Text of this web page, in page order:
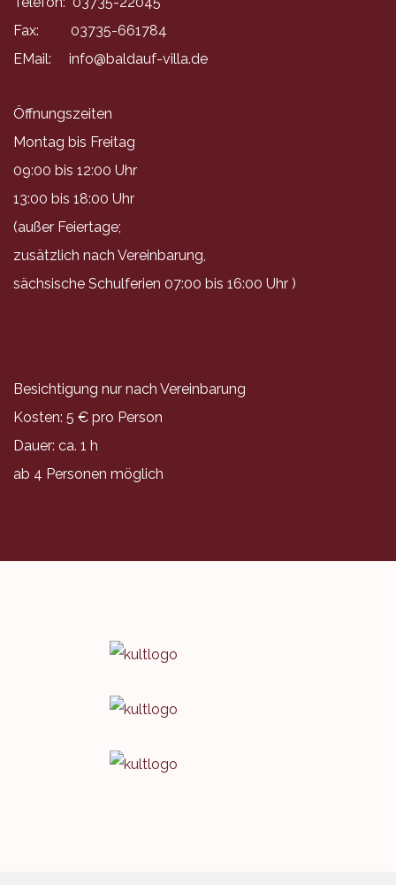
Fax: 03735-661784
EMail: info@baldauf-villa.de
Öffnungszeiten
Montag bis Freitag
09:00 bis 12:00 Uhr
13:00 bis 18:00 Uhr
(außer Feiertage;
zusätzlich nach Vereinbarung,
sächsische Schulferien 07:00 bis 16:00 Uhr )
Besichtigung nur nach Vereinbarung
Kosten: 5 € pro Person
Dauer: ca. 1 h
ab 4 Personen möglich